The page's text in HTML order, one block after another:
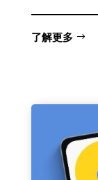
了解更多